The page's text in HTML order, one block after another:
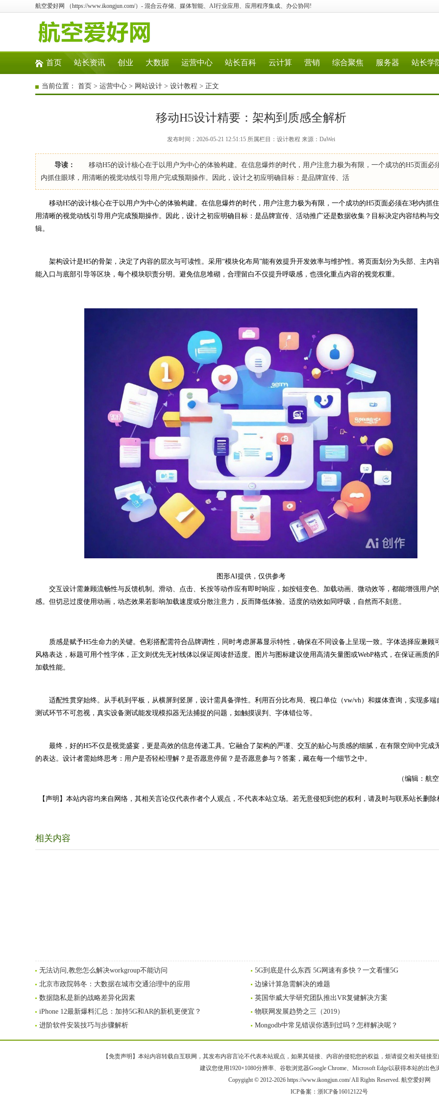
航空爱好网 （https://www.ikongjun.com/）- 混合云存储、媒体智能、AI行业应用、应用程序集成、办公协同!
首页 站长资讯 创业 大数据 运营中心 站长百科 云计算 营销 综合聚焦 服务器 站长学
当前位置： 首页 > 运营中心 > 网站设计 > 设计教程 > 正文
移动H5设计精要：架构到质感全解析
发布时间：2026-05-21 12:51:15 所属栏目：设计教程 来源：DaWei
导读：
移动H5的设计核心在于以用户为中心的体验构建。在信息爆炸的时代，用户注意力极为有限，一个成功的H5页面必
内抓住眼球，用清晰的视觉动线引导用户完成预期操作。因此，设计之初应明确目标：是品牌宣传、活
移动H5的设计核心在于以用户为中心的体验构建。在信息爆炸的时代，用户注意力极为有限，一个成功的H5页面必须在3秒内抓住
用清晰的视觉动线引导用户完成预期操作。因此，设计之初应明确目标：是品牌宣传、活动推广还是数据收集？目标决定内容结构与
辑。
架构设计是H5的骨架，决定了内容的层次与可读性。采用“模块化布局”能有效提升开发效率与维护性。将页面划分为头部、主内
能入口与底部引导等区块，每个模块职责分明。避免信息堆砌，合理留白不仅提升呼吸感，也强化重点内容的视觉权重。
图形AI提供，仅供参考
交互设计需兼顾流畅性与反馈机制。滑动、点击、长按等动作应有即时响应，如按钮变色、加载动画、微动效等，都能增强用户
感。但切忌过度使用动画，动态效果若影响加载速度或分散注意力，反而降低体验。适度的动效如同呼吸，自然而不刻意。
质感是赋予H5生命力的关键。色彩搭配需符合品牌调性，同时考虑屏幕显示特性，确保在不同设备上呈现一致。字体选择应兼顾
风格表达，标题可用个性字体，正文则优先无衬线体以保证阅读舒适度。图片与图标建议使用高清矢量图或WebP格式，在保证画质的
加载性能。
适配性贯穿始终。从手机到平板，从横屏到竖屏，设计需具备弹性。利用百分比布局、视口单位（vw/vh）和媒体查询，实现多端
测试环节不可忽视，真实设备测试能发现模拟器无法捕捉的问题，如触摸误判、字体错位等。
最终，好的H5不仅是视觉盛宴，更是高效的信息传递工具。它融合了架构的严谨、交互的贴心与质感的细腻，在有限空间中完成
的表达。设计者需始终思考：用户是否轻松理解？是否愿意停留？是否愿意参与？答案，藏在每一个细节之中。
（编辑：航
【声明】本站内容均来自网络，其相关言论仅代表作者个人观点，不代表本站立场。若无意侵犯到您的权利，请及时与联系站长删除
相关内容
无法访问,教您怎么解决workgroup不能访问
5G到底是什么东西 5G网速有多快？一文看懂5G
北京市政院韩冬：大数据在城市交通治理中的应用
边缘计算急需解决的难题
数据隐私是新的战略差异化因素
英国华威大学研究团队推出VR复健解决方案
iPhone 12最新爆料汇总：加持5G和AR的新机更便宜？
物联网发展趋势之三（2019）
进阶软件安装技巧与步骤解析
Mongodb中常见错误你遇到过吗？怎样解决呢？
【免责声明】本站内容转载自互联网，其发布内容言论不代表本站观点，如果其链接、内容的侵犯您的权益，烦请提交相关链接至
建议您使用1920×1080分辨率、谷歌浏览器Google Chrome、Microsoft Edge以获得本站的出色
Copygight © 2012-2026 https://www.ikongjun.com/ All Rights Reserved. 航空爱好网
ICP备案： 浙ICP备16012122号